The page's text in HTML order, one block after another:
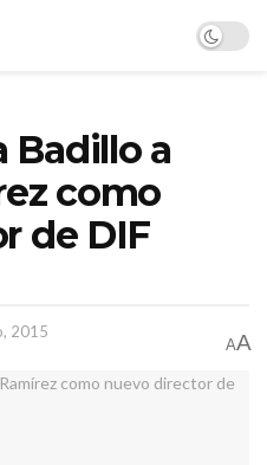
Badillo a
como
de DIF
2015
AA